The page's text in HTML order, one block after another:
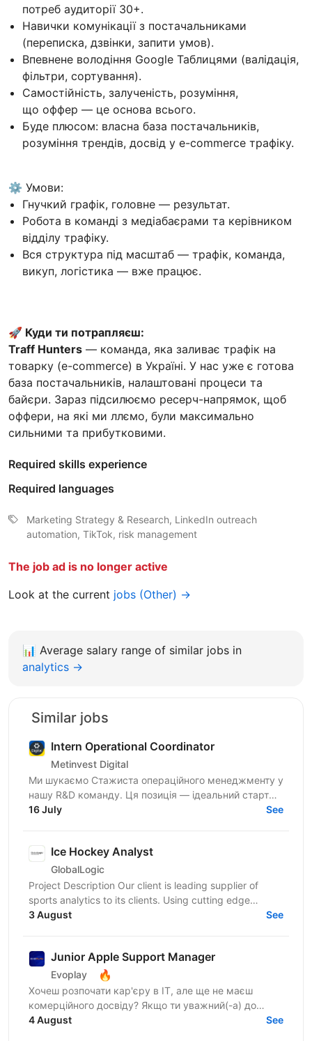
потреб аудиторії 30+.
Навички комунікації з постачальниками
(переписка, дзвінки, запити умов).
Впевнене володіння Google Таблицями (валідація,
фільтри, сортування).
Самостійність, залученість, розуміння,
що оффер — це основа всього.
Буде плюсом: власна база постачальників,
розуміння трендів, досвід у e-commerce трафіку.
⚙️ Умови:
Гнучкий графік, головне — результат.
Робота в команді з медіабаєрами та керівником
відділу трафіку.
Вся структура під масштаб — трафік, команда,
викуп, логістика — вже працює.
🚀 Куди ти потрапляєш:
Traff Hunters — команда, яка заливає трафік на
товарку (e-commerce) в Україні. У нас уже є готова
база постачальників, налаштовані процеси та
байєри. Зараз підсилюємо ресерч-напрямок, щоб
оффери, на які ми ллємо, були максимально
сильними та прибутковими.
Required skills experience
Required languages
Marketing Strategy & Research, LinkedIn outreach
automation, TikTok, risk management
The job ad is no longer active
Look at the current jobs (Other) →
📊 Average salary range of similar jobs in
analytics →
Similar jobs
Intern Operational Coordinator
Metinvest Digital
Ми шукаємо Стажиста операційного менеджменту у
нашу R&D команду. Ця позиція — ідеальний старт
для тих, хто мріє про кар'єру в управлінні
16 July See
Ice Hockey Analyst
GlobalLogic
Project Description Our client is leading supplier of
sports analytics to its clients. Using cutting edge
Computer Vision and AI/ML technologies, the...
3 August See
Junior Apple Support Manager
Evoplay 🔥
Хочеш розпочати кар'єру в IT, але ще не маєш
комерційного досвіду? Якщо ти уважний(-а) до
деталей, любиш порядок і хочеш працювати з
4 August See